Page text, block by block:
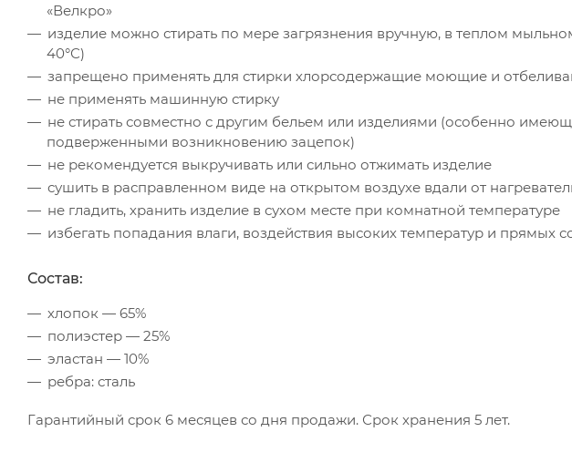
«Велкро»
изделие можно стирать по мере загрязнения вручную, в теплом
40°С)
запрещено применять для стирки хлорсодержащие моющие и
не применять машинную стирку
не стирать совместно с другим бельем или изделиями (особенно
подверженными возникновению зацепок)
не рекомендуется выкручивать или сильно отжимать изделие
сушить в расправленном виде на открытом воздухе вдали от
не гладить, хранить изделие в сухом месте при комнатной температуре
избегать попадания влаги, воздействия высоких температур и прямых
Состав:
хлопок — 65%
полиэстер — 25%
эластан — 10%
ребра: сталь
Гарантийный срок 6 месяцев со дня продажи. Срок хранения 5 лет.